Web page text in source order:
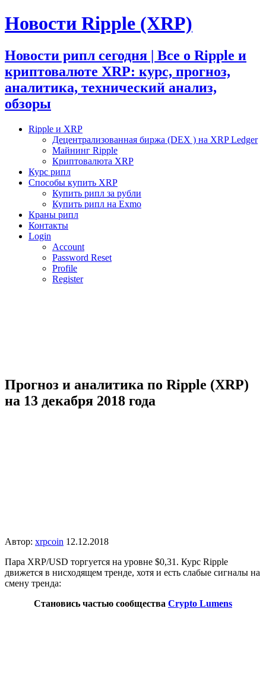
Новости Ripple (XRP)
Новости рипл сегодня | Все о Ripple и
криптовалюте XRP: курс, прогноз,
аналитика, технический анализ,
обзоры
Ripple и XRP
Децентрализованная биржа (DEX ) на XRP Ledger
Майнинг Ripple
Криптовалюта XRP
Курс рипл
Способы купить XRP
Купить рипл за рубли
Купить рипл на Exmo
Краны рипл
Контакты
Login
Account
Password Reset
Profile
Register
Прогноз и аналитика по Ripple (XRP)
на 13 декабря 2018 года
Автор: xrpcoin 12.12.2018
Пара XRP/USD торгуется на уровне $0,31. Курс Ripple
движется в нисходящем тренде, хотя и есть слабые сигналы на
смену тренда:
Становись частью сообщества Crypto Lumens